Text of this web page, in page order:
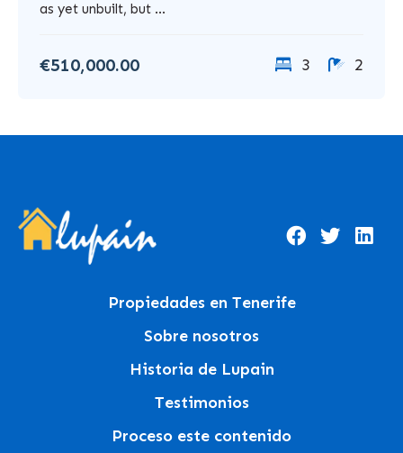
as yet unbuilt, but ...
€510,000.00 3 2
Propiedades en Tenerife
Sobre nosotros
Historia de Lupain
Testimonios
Proceso este contenido